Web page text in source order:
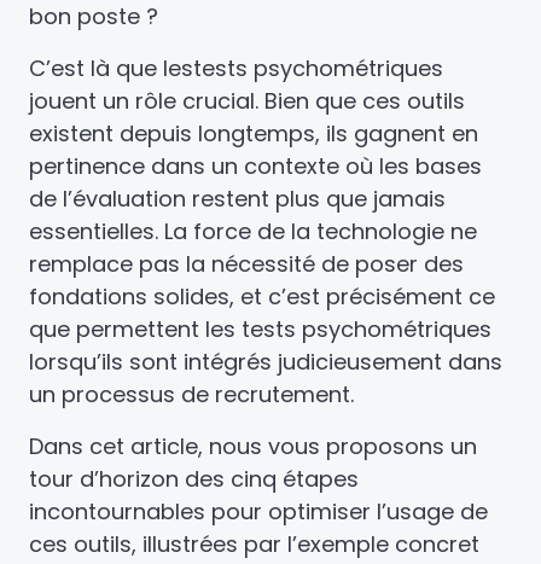
bon poste ?
C’est là que lestests psychométriques
jouent un rôle crucial. Bien que ces outils
existent depuis longtemps, ils gagnent en
pertinence dans un contexte où les bases
de l’évaluation restent plus que jamais
essentielles. La force de la technologie ne
remplace pas la nécessité de poser des
fondations solides, et c’est précisément ce
que permettent les tests psychométriques
lorsqu’ils sont intégrés judicieusement dans
un processus de recrutement.
Dans cet article, nous vous proposons un
tour d’horizon des cinq étapes
incontournables pour optimiser l’usage de
ces outils, illustrées par l’exemple concret